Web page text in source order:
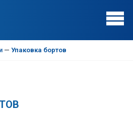
— Упаковка бортов